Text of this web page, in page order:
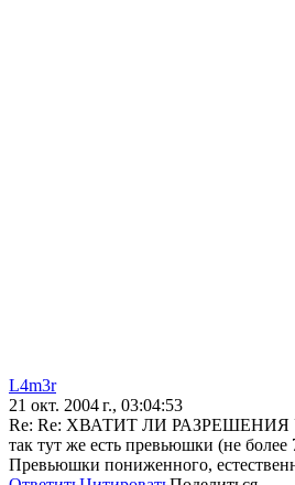
L4m3r
21 окт. 2004 г., 03:04:53
Re: Re: ХВАТИТ ЛИ РАЗРЕШЕНИЯ У
так тут же есть превьюшки (не
Превьюшки пониженного,